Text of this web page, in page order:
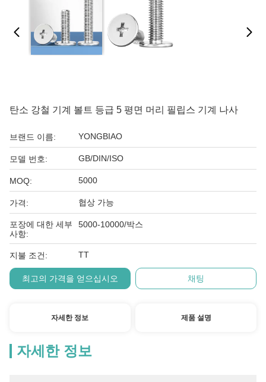
탄소 강철 기계 볼트 등급 5 평면 머리 필립스 기계 나사
브랜드 이름: YONGBIAO
모델 번호: GB/DIN/ISO
MOQ: 5000
가격: 협상 가능
포장에 대한 세부
사항:
5000-10000/박스
지불 조건: TT
최고의 가격을 얻으십시오 채팅
자세한 정보 제품 설명
자세한 정보